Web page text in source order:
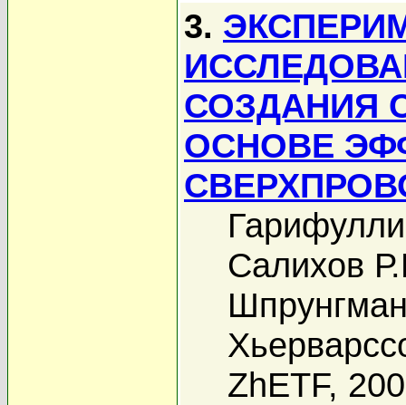
3.
СОЗДАНИЯ
ОСНОВЕ
Салихов
ZhETF,